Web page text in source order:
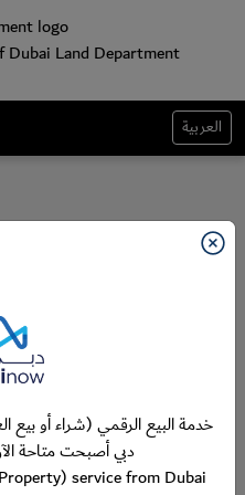
العربية
خدمة البيع الرقمي (شراء أو بيع
دبي أصبحت متاحة
service from Dubai